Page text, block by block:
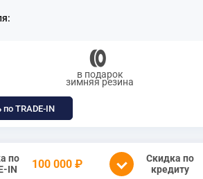
в подарок
зимняя резина
Обменять по TRADE-IN
по
IN
100 000 ₽
Скидка по
кредиту